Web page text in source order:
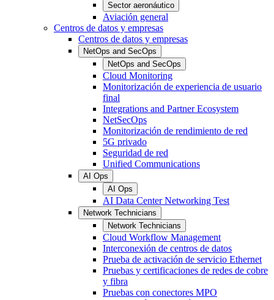
Sector aeronáutico
Aviación general
Centros de datos y empresas
Centros de datos y empresas
NetOps and SecOps
NetOps and SecOps
Cloud Monitoring
Monitorización de experiencia de usuario
final
Integrations and Partner Ecosystem
NetSecOps
Monitorización de rendimiento de red
5G privado
Seguridad de red
Unified Communications
AI Ops
AI Ops
AI Data Center Networking Test
Network Technicians
Network Technicians
Cloud Workflow Management
Interconexión de centros de datos
Prueba de activación de servicio Ethernet
Pruebas y certificaciones de redes de cobre
y fibra
Pruebas con conectores MPO